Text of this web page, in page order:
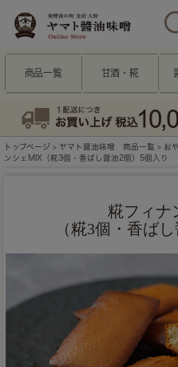
商品一覧 甘酒・糀
トップページ > ヤマト醤油味噌 商品一覧 > お
ンシェMIX（糀3個・香ばし醤油2個）5個入り
糀フィナ
（糀3個・香ば